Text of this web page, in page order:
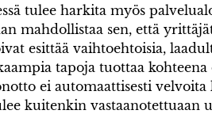
tulee harkita myös
mahdollistaa sen, että
esittää vaihtoehtoisia,
tapoja tuottaa kohteena
ei automaattisesti velvoita
kuitenkin vastaanotettuaan